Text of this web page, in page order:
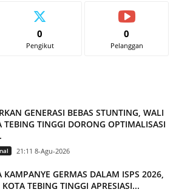
0
Pengikut
0
Pelanggan
GENERASI BEBAS STUNTING, WALI
TEBING TINGGI DORONG OPTIMALISASI
21:11 8-Agu-2026
KAMPANYE GERMAS DALAM ISPS 2026,
TEBING TINGGI APRESIASI...